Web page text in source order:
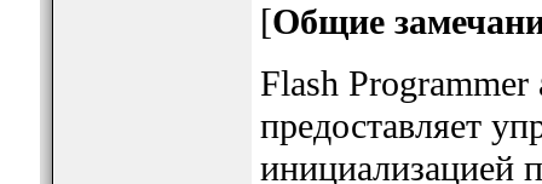
[Общие
Flash
предоставляет
инициализацией